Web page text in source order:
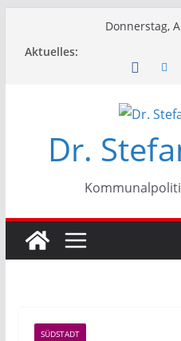
Donnerstag,
Aktuelles:
Dr.
SÜDSTADT